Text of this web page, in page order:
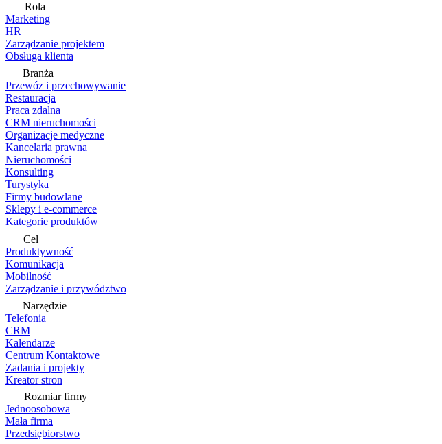
Rola
Marketing
HR
Zarządzanie projektem
Obsługa klienta
Branża
Przewóz i przechowywanie
Restauracja
Praca zdalna
CRM nieruchomości
Organizacje medyczne
Kancelaria prawna
Nieruchomości
Konsulting
Turystyka
Firmy budowlane
Sklepy i e-commerce
Kategorie produktów
Cel
Produktywność
Komunikacja
Mobilność
Zarządzanie i przywództwo
Narzędzie
Telefonia
CRM
Kalendarze
Centrum Kontaktowe
Zadania i projekty
Kreator stron
Rozmiar firmy
Jednoosobowa
Mała firma
Przedsiębiorstwo